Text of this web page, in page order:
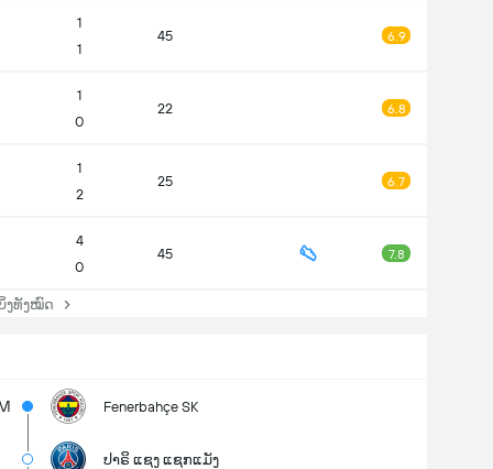
1
1
45 6.9
1
0
22 6.8
1
2
25 6.7
4
0
45 7.8
ງທັງໝົດ
Fenerbahçe SK
ປາຣິ ແຊງ ແຊກແມັງ